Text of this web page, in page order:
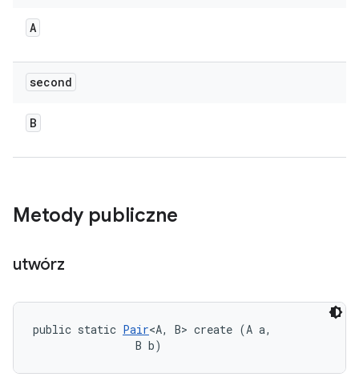
A
second
B
Metody publiczne
utwórz
public static Pair<A, B> create (A a,
                B b)